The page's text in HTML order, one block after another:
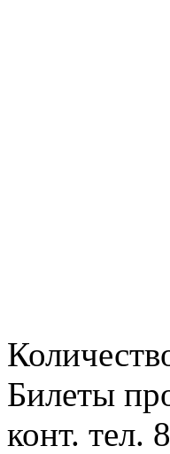
Билеты
конт. тел.